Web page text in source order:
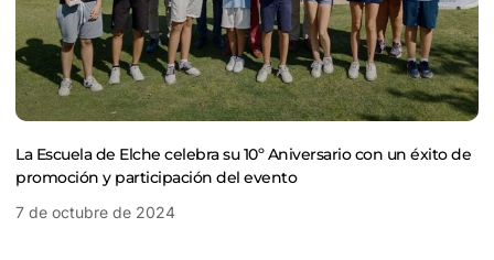
La Escuela de Elche celebra su 10º Aniversario con un éxito de
promoción y participación del evento
7 de octubre de 2024